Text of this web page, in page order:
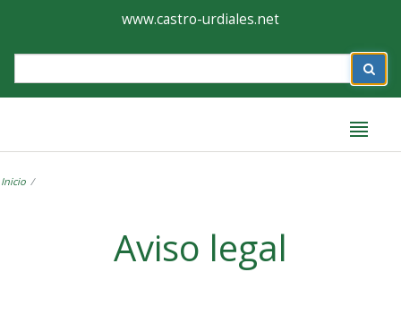
Ayuntamiento
de
Castro-
www.castro-urdiales.net
Inicio
Aviso legal